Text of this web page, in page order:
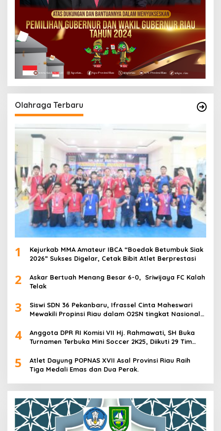
Olahraga Terbaru
1
Kejurkab MMA Amateur IBCA “Boedak Betumbuk Siak
2026” Sukses Digelar, Cetak Bibit Atlet Berprestasi
2
Askar Bertuah Menang Besar 6-0, Sriwijaya FC Kalah
Telak
3
Siswi SDN 36 Pekanbaru, Ifrassel Cinta Maheswari
Mewakili Propinsi Riau dalam O2SN tingkat Nasional
4
Anggota DPR RI Komisi VII Hj. Rahmawati, SH Buka
Turnamen Terbuka Mini Soccer 2K25, Diikuti 29 Tim
5
Atlet Dayung POPNAS XVII Asal Provinsi Riau Raih
Tiga Medali Emas dan Dua Perak.